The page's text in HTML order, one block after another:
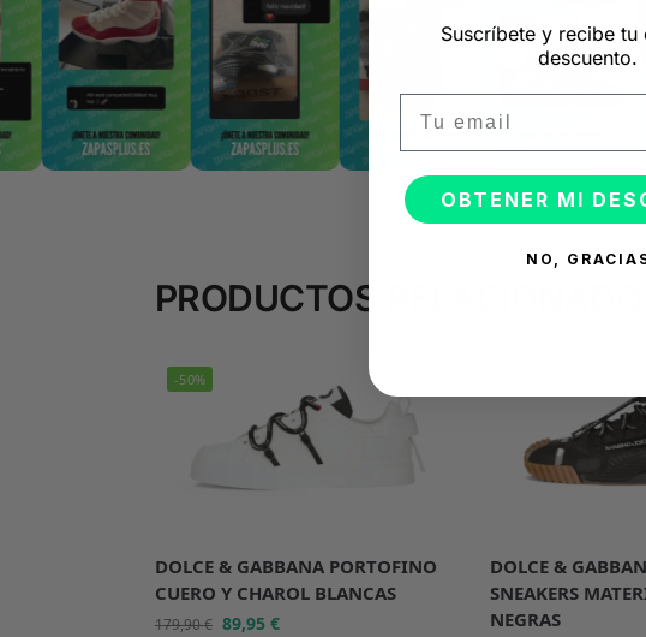
PRODUCTOS RELACIONADOS
-50%
DOLCE & GABBANA PORTOFINO
CUERO Y CHAROL BLANCAS
179,90€ 89,95 €
DOLCE &
SNEAKERS
NEGRAS
Suscríbete y recibe
descuento.
OBTENER MI
NO,